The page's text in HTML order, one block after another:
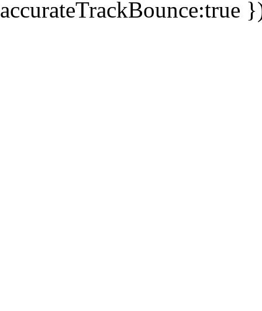
accurateTrackBounce:true